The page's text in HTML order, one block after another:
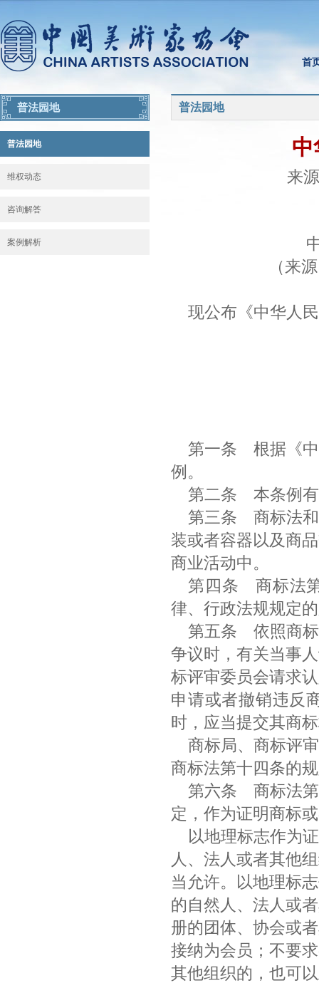
首
普法园地
普法园地
维权动态
咨询解答
案例解析
普法园地
中
来
（来
现公布《中华人
第一条 根据《中
例。
第二条 本条例有
第三条 商标法和
装或者容器以及商
商业活动中。
第四条 商标法
律、行政法规规定
第五条 依照商标
争议时，有关当事
标评审委员会请求
申请或者撤销违反
时，应当提交其商
商标局、商标评
商标法第十四条的
第六条 商标法第
定，作为证明商标
以地理标志作为
人、法人或者其他
当允许。以地理标
的自然人、法人或
册的团体、协会或
接纳为会员；不要
其他组织的，也可